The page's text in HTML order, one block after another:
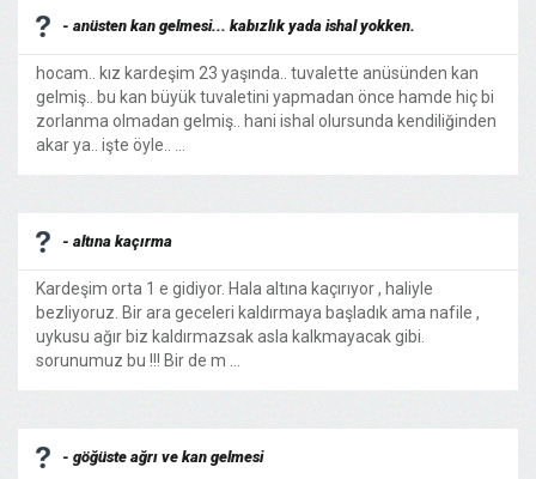
- anüsten kan gelmesi... kabızlık yada ishal yokken.
hocam.. kız kardeşim 23 yaşında.. tuvalette anüsünden kan
gelmiş.. bu kan büyük tuvaletini yapmadan önce hamde hiç bi
zorlanma olmadan gelmiş.. hani ishal olursunda kendiliğinden
akar ya.. işte öyle.. ...
- altına kaçırma
Kardeşim orta 1 e gidiyor. Hala altına kaçırıyor , haliyle
bezliyoruz. Bir ara geceleri kaldırmaya başladık ama nafile ,
uykusu ağır biz kaldırmazsak asla kalkmayacak gibi.
sorunumuz bu !!! Bir de m ...
- göğüste ağrı ve kan gelmesi